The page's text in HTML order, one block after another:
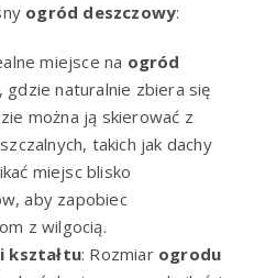
ogród deszczowy:
miejsce na ogród
naturalnie zbiera się
można ją skierować z
takich jak dachy
miejsc blisko
aby zapobiec
z wilgocią.
kształtu: Rozmiar ogrodu